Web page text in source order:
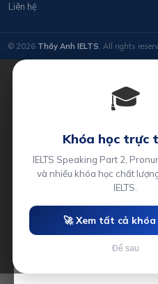
Liên hệ
© 2026 Thầy Anh IELTS. All rights
Luyện thi IELTS cùng
Giáo viên hơn 10 năm kinh
🎓
Khóa học trực
IELTS Speaking Part 2,
và nhiều khóa học chất
IELTS.
🚀 Xem tất cả
Để sau